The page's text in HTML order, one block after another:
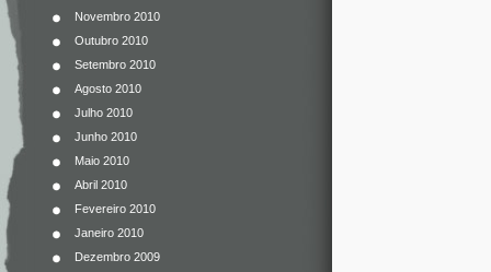
Novembro 2010
Outubro 2010
Setembro 2010
Agosto 2010
Julho 2010
Junho 2010
Maio 2010
Abril 2010
Fevereiro 2010
Janeiro 2010
Dezembro 2009